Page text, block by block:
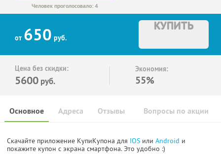
Человек проголосовало: 4
от 650 руб.
КУПИТЬ
Цена без скидки:
5600 руб.
Экономия:
55%
Основное Отзывы Вопросы по акции
Адреса
Скачайте приложение КупиКупона для IOS или Android и
покажите купон с экрана смартфона. Это удобно :)